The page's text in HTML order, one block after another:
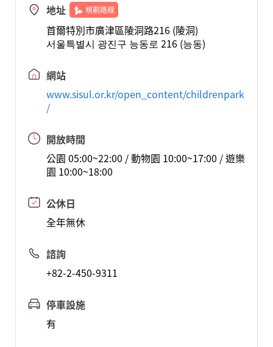
地址 規劃路線
首爾特別市廣津區陵洞路216 (陵洞)
서울특별시 광진구 능동로 216 (능동)
網站
www.sisul.or.kr/open_content/childrenpark
/
開放時間
公園 05:00~22:00 / 動物園 10:00~17:00 / 遊樂
園 10:00~18:00
公休日
全年無休
諮詢
+82-2-450-9311
停車設施
有